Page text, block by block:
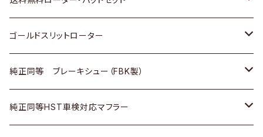
三菱ふそう
ＢＭＷ
三菱ふそう
その他
スバル
マツダ
三菱
スバル
三菱
ダイハツ
マツダ
三菱
日産
いすゞ
ダイハツ
スズキ
日産
ダイハツ
ホンダ
日産
いすゞ
トヨタ
ホンダ
スズキ
ゴールドスリットローター
トヨタ
ホンダ
純正同等 ブレーキシュー（FBK製）
ホンダ
純正同等HST車検対応マフラー